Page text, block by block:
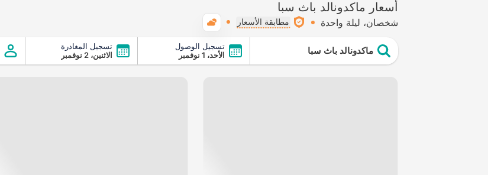
أسعار ماكدونالد باث سبا
شخصان ليلة واحدة مطابقة الأسعار
ماكدونالد باث سبا
تسجيل الوصول
الأحد، 1 نوفمبر
تسجيل المغادرة
الاثنين، 2 نوفمبر